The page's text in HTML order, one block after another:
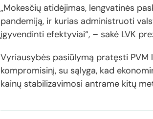
„Mokesčių atidėjimas, lengvatinės
pandemiją, ir kurias administruoti
įgyvendinti efektyviai“, – sakė LVK
Vyriausybės pasiūlymą pratęsti
kompromisinį, su sąlyga, kad
kainų stabilizavimosi antrame kitų